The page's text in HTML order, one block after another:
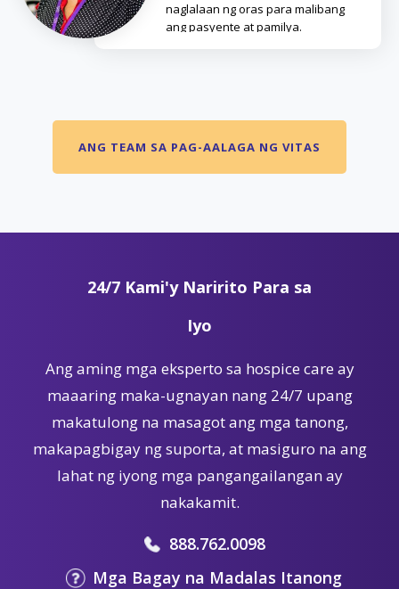
naglalaan ng oras para malibang
ang pasyente at pamilya.
ANG TEAM SA PAG-AALAGA NG VITAS
24/7 Kami'y Naririto Para sa
Iyo
Ang aming mga eksperto sa hospice care ay
maaaring maka-ugnayan nang 24/7 upang
makatulong na masagot ang mga tanong,
makapagbigay ng suporta, at masiguro na ang
lahat ng iyong mga pangangailangan ay
nakakamit.
888.762.0098
Mga Bagay na Madalas Itanong